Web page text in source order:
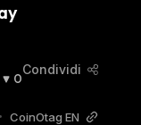
0
Condividi
• CoinOtag EN